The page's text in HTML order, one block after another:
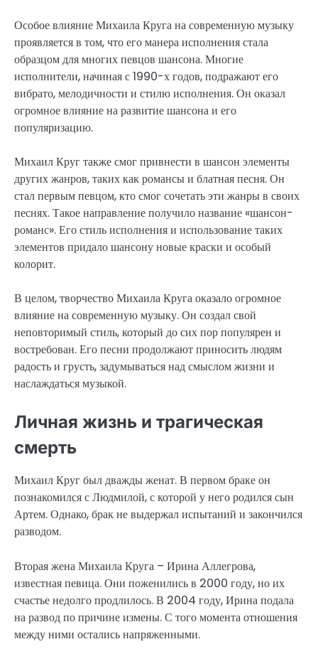
Особое влияние Михаила Круга на современную музыку
проявляется в том, что его манера исполнения стала
образцом для многих певцов шансона. Многие
исполнители, начиная с 1990-х годов, подражают его
вибрато, мелодичности и стилю исполнения. Он оказал
огромное влияние на развитие шансона и его
популяризацию.
Михаил Круг также смог привнести в шансон элементы
других жанров, таких как романсы и блатная песня. Он
стал первым певцом, кто смог сочетать эти жанры в своих
песнях. Такое направление получило название «шансон-
романс». Его стиль исполнения и использование таких
элементов придало шансону новые краски и особый
колорит.
В целом, творчество Михаила Круга оказало огромное
влияние на современную музыку. Он создал свой
неповторимый стиль, который до сих пор популярен и
востребован. Его песни продолжают приносить людям
радость и грусть, задумываться над смыслом жизни и
наслаждаться музыкой.
Личная жизнь и трагическая
смерть
Михаил Круг был дважды женат. В первом браке он
познакомился с Людмилой, с которой у него родился сын
Артем. Однако, брак не выдержал испытаний и закончился
разводом.
Вторая жена Михаила Круга – Ирина Аллегрова,
известная певица. Они поженились в 2000 году, но их
счастье недолго продлилось. В 2004 году, Ирина подала
на развод по причине измены. С того момента отношения
между ними остались напряженными.